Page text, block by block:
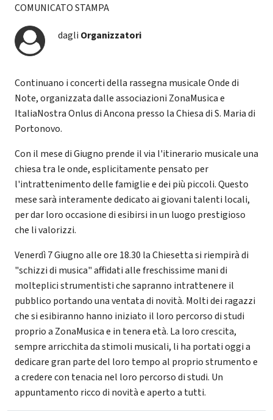
COMUNICATO STAMPA
dagli Organizzatori
Continuano i concerti della rassegna musicale Onde di
Note, organizzata dalle associazioni ZonaMusica e
ItaliaNostra Onlus di Ancona presso la Chiesa di S. Maria di
Portonovo.
Con il mese di Giugno prende il via l'itinerario musicale una
chiesa tra le onde, esplicitamente pensato per
l'intrattenimento delle famiglie e dei più piccoli. Questo
mese sarà interamente dedicato ai giovani talenti locali,
per dar loro occasione di esibirsi in un luogo prestigioso
che li valorizzi.
Venerdì 7 Giugno alle ore 18.30 la Chiesetta si riempirà di
"schizzi di musica" affidati alle freschissime mani di
molteplici strumentisti che sapranno intrattenere il
pubblico portando una ventata di novità. Molti dei ragazzi
che si esibiranno hanno iniziato il loro percorso di studi
proprio a ZonaMusica e in tenera età. La loro crescita,
sempre arricchita da stimoli musicali, li ha portati oggi a
dedicare gran parte del loro tempo al proprio strumento e
a credere con tenacia nel loro percorso di studi. Un
appuntamento ricco di novità e aperto a tutti.